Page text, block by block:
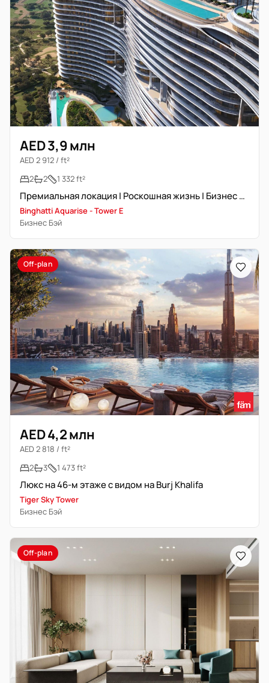
AED 3,9 млн
AED 2 912 / ft²
2
2 1 332 ft²
Премиальная локация | Роскошная жизнь | Бизнес Бэй
Binghatti Aquarise - Tower E
Бизнес Бэй
Off-plan
AED 4,2 млн
AED 2 818 / ft²
2
3 1 473 ft²
Люкс на 46-м этаже с видом на Burj Khalifa
Tiger Sky Tower
Бизнес Бэй
Off-plan